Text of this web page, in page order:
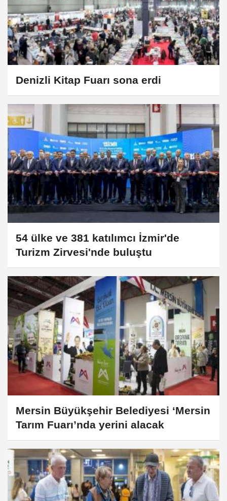
Denizli Kitap Fuarı sona erdi
54 ülke ve 381 katılımcı İzmir'de
Turizm Zirvesi'nde buluştu
Mersin Büyükşehir Belediyesi ‘Mersin
Tarım Fuarı’nda yerini alacak